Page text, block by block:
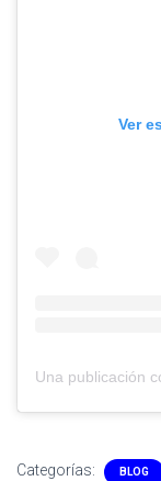
Ver
Categorías: BLOG